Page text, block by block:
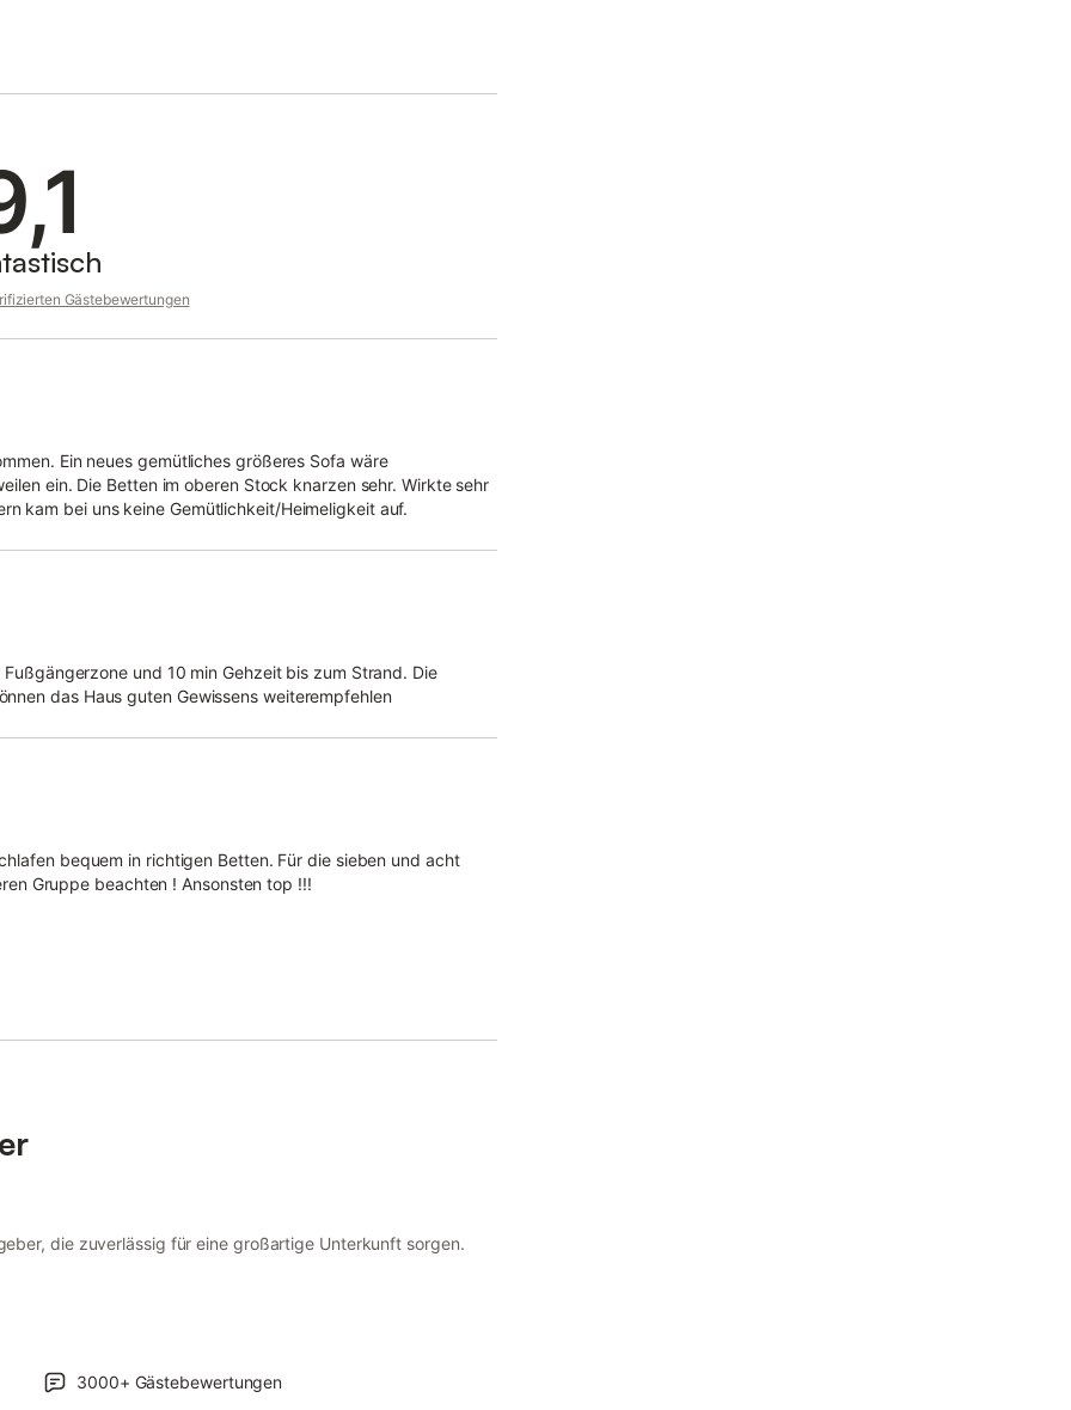
Gästebewertungen
Ein neues gemütliches größeres Sofa wäre
ein. Die Betten im oberen Stock knarzen sehr. Wirkte sehr
kam bei uns keine Gemütlichkeit/Heimeligkeit auf.
und 10 min Gehzeit bis zum Strand. Die
das Haus guten Gewissens weiterempfehlen
bequem in richtigen Betten. Für die sieben und acht
Gruppe beachten ! Ansonsten top !!!
die zuverlässig für eine großartige Unterkunft sorgen.
3000+ Gästebewertungen